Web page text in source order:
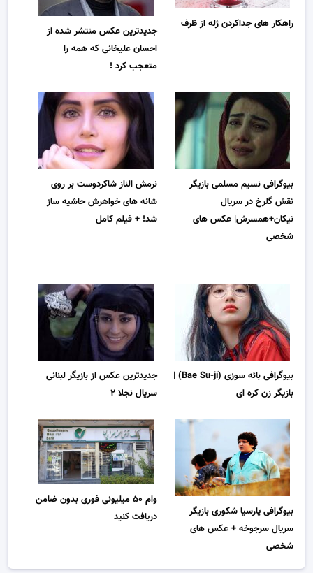
راهکار های جداکردن ژله از ظرف
جدیدترین عکس منتشر شده از
احسان علیخانی که همه را
متعجب کرد !
بیوگرافی نسیم مسلمی بازیگر
نقش گلرخ در سریال
نیکان+همسرش| عکس های
شخصی
نرمش الناز شاکردوست بر روی
شانه های خواهرش حاشیه ساز
شد! + فیلم کامل
بیوگرافی بائه سوزی (Bae Su-ji) |
بازیگر زن کره ای
جدیدترین عکس از بازیگر لبنانی
سریال نجلا ۲
بیوگرافی پارسیا شکوری بازیگر
سریال سرجوخه + عکس های
شخصی
وام ۵۰ میلیونی فوری بدون ضامن
دریافت کنید